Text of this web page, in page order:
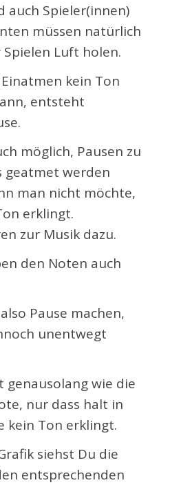
auch Spieler(innen)
müssen natürlich
Luft holen.
kein Ton
entsteht
möglich, Pausen zu
geatmet werden
man nicht möchte,
erklingt.
zur Musik dazu.
den Noten auch
Pause machen,
unentwegt
genausolang wie die
nur dass halt in
kein Ton erklingt.
siehst Du die
entsprechenden